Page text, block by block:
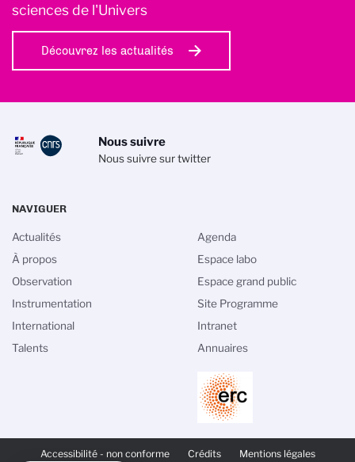
sciences de l'Univers
Découvrez les actualités
Nous suivre
Nous suivre sur twitter
Accessibilité - non conforme Crédits Mentions légales
NAVIGUER
Actualités
À propos
Observation
Instrumentation
International
Talents
Agenda
Espace labo
Espace grand public
Site Programme
Intranet
Annuaires